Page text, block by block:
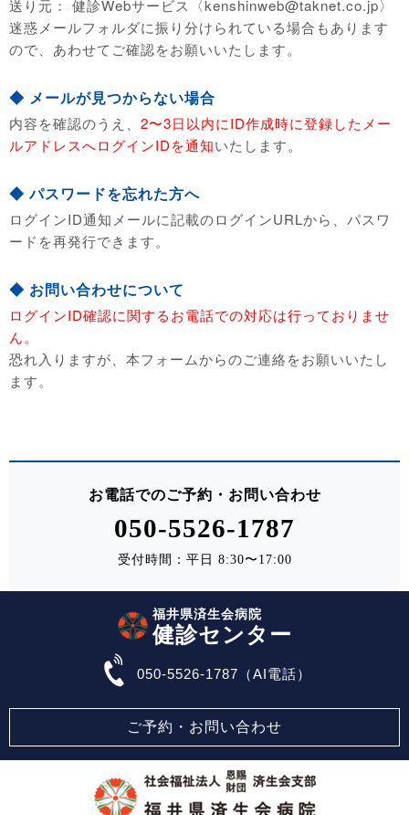
送り元： 健診Webサービス〈kenshinweb@taknet.co.jp〉
迷惑メールフォルダに振り分けられている場合もあります
ので、あわせてご確認をお願いいたします。
◆ メールが見つからない場合
内容を確認のうえ、 2〜3日以内にID作成時に登録したメー
ルアドレスへログインIDを通知いたします。
◆ パスワードを忘れた方へ
ログインID通知メールに記載のログインURLから、パスワ
ードを再発行できます。
◆ お問い合わせについて
ログインID確認に関するお電話での対応は行っておりませ
ん。
恐れ入りますが、本フォームからのご連絡をお願いいたし
ます。
お電話でのご予約・お問い合わせ
050-5526-1787
受付時間：平日 8:30〜17:00
福井県済生会病院
健診センター
050-5526-1787（AI電話）
ご予約・お問い合わせ